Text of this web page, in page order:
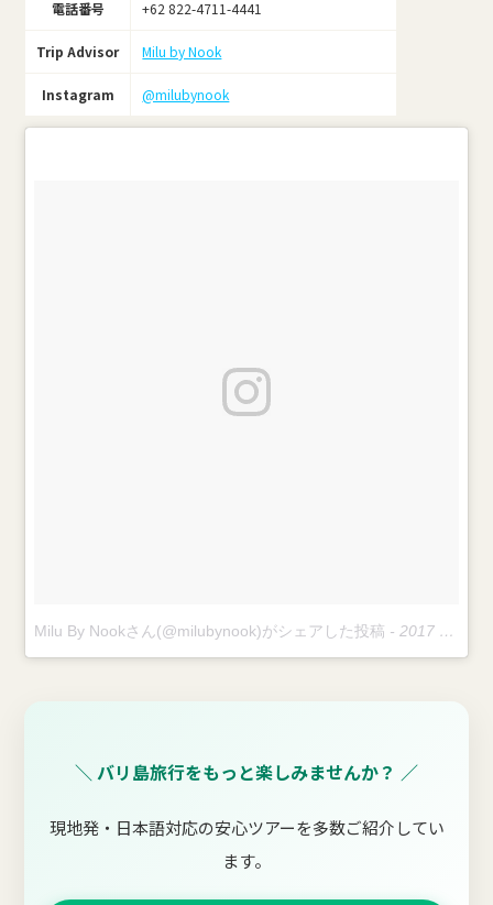
電話番号 +62 822-4711-4441
Trip Advisor Milu by Nook
Instagram @milubynook
Milu By Nookさん(@milubynook)がシェアした投稿 -2017 9月 26 4:02午後 PDT
＼ バリ島旅行をもっと楽しみませんか？ ／
現地発・日本語対応の安心ツアーを多数ご紹介してい
ます。